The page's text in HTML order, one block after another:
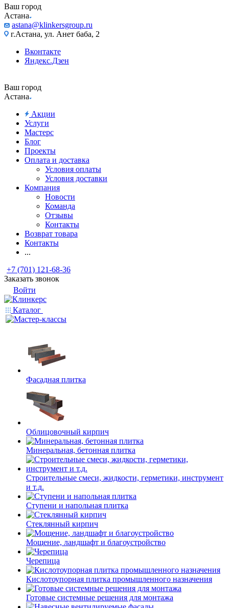
Ваш город
Астана
astana@klinkersgroup.ru
г.Астана, ул. Анет баба, 2
Вконтакте
Яндекс.Дзен
Ваш город
Астана
Акции
Услуги
Мастерс
Блог
Проекты
Оплата и доставка
Условия оплаты
Условия доставки
Компания
Новости
Команда
Отзывы
Контакты
Возврат товара
Контакты
...
+7 (701) 121-68-36
Заказать звонок
Войти
Каталог
Фасадная плитка
Облицовочный кирпич
Минеральная, бетонная плитка
Строительные смеси, жидкости, герметики, инструмент
и т.д.
Ступени и напольная плитка
Cтеклянный кирпич
Мощение, ландшафт и благоустройство
Черепица
Кислотоупорная плитка промышленного назначения
Готовые системные решения для монтажа